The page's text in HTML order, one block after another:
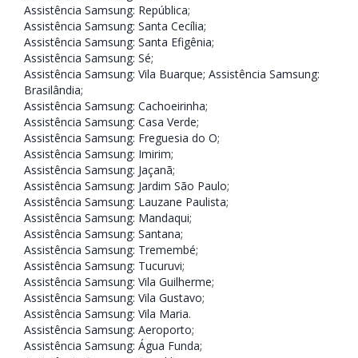
Assistência Samsung: República;
Assistência Samsung: Santa Cecília;
Assistência Samsung: Santa Efigênia;
Assistência Samsung: Sé;
Assistência Samsung: Vila Buarque; Assistência Samsung:
Brasilândia;
Assistência Samsung: Cachoeirinha;
Assistência Samsung: Casa Verde;
Assistência Samsung: Freguesia do O;
Assistência Samsung: Imirim;
Assistência Samsung: Jaçanã;
Assistência Samsung: Jardim São Paulo;
Assistência Samsung: Lauzane Paulista;
Assistência Samsung: Mandaqui;
Assistência Samsung: Santana;
Assistência Samsung: Tremembé;
Assistência Samsung: Tucuruvi;
Assistência Samsung: Vila Guilherme;
Assistência Samsung: Vila Gustavo;
Assistência Samsung: Vila Maria.
Assistência Samsung: Aeroporto;
Assistência Samsung: Água Funda;